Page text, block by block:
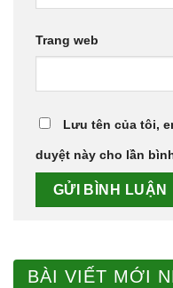
Trang web
Lưu tên của tôi,
duyệt này cho lần
BÀI VIẾT MỚI